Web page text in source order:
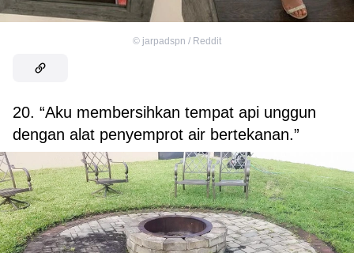
© jarpadspn / Reddit
20. “Aku membersihkan tempat api unggun
dengan alat penyemprot air bertekanan.”